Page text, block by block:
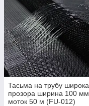
Тасьма на трубу широка
прозора ширина 100 мм,
моток 50 м (FU-012)